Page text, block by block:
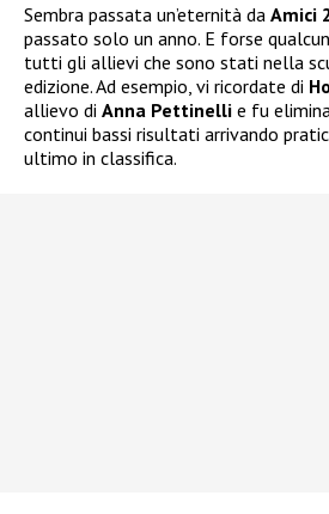
Sembra passata un’eternità da Amici
passato solo un anno. E forse
tutti gli allievi che sono stati nella
edizione. Ad esempio, vi ricordate di
allievo di Anna Pettinelli e fu
continui bassi risultati arrivando
ultimo in classifica.